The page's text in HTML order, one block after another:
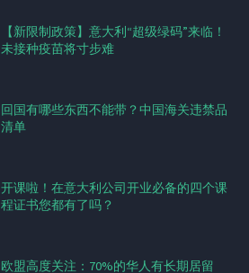
【新限制政策】意大利“超级绿码”来临！
未接种疫苗将寸步难
回国有哪些东西不能带？中国海关违禁品
清单
开课啦！在意大利公司开业必备的四个课
程证书您都有了吗？
欧盟高度关注：70%的华人有长期居留